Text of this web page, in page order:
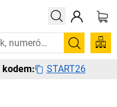
dostarczamy w ciągu
Szukaj
kodem: START26